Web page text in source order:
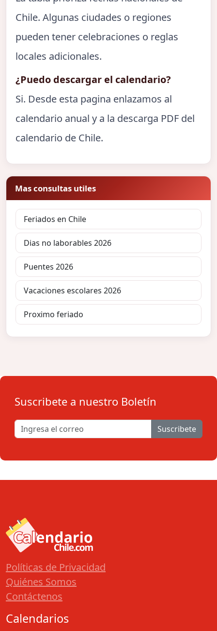
Chile. Algunas ciudades o regiones
pueden tener celebraciones o reglas
locales adicionales.
¿Puedo descargar el calendario?
Si. Desde esta pagina enlazamos al
calendario anual y a la descarga PDF del
calendario de Chile.
Mas consultas utiles
Feriados en Chile
Dias no laborables 2026
Puentes 2026
Vacaciones escolares 2026
Proximo feriado
Suscribete a nuestro Boletín
Suscribete
Políticas de Privacidad
Quiénes Somos
Contáctenos
Calendarios